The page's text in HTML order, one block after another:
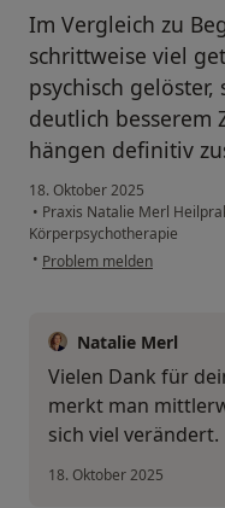
Im Vergleich zu
schrittweise viel
psychisch
deutlich besserem
hängen definitiv
18. Oktober 2025
• Praxis Natalie Merl
Körperpsychotherapie
• Problem melden
Natalie Merl
Vielen Dank für
merkt man
sich viel verändert.
18. Oktober 2025